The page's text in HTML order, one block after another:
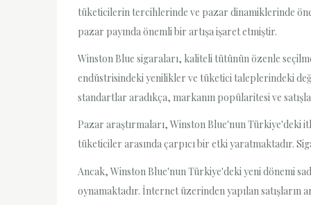
tüketicilerin tercihlerinde ve pazar dinamiklerinde
pazar payında önemli bir artışa işaret etmiştir.
Winston Blue sigaraları, kaliteli tütünün özenle
endüstrisindeki yenilikler ve tüketici taleplerindeki
standartlar aradıkça, markanın popülaritesi ve
Pazar araştırmaları, Winston Blue'nun Türkiye'deki
tüketiciler arasında çarpıcı bir etki yaratmaktadır.
Ancak, Winston Blue'nun Türkiye'deki yeni dönemi
oynamaktadır. İnternet üzerinden yapılan satışların